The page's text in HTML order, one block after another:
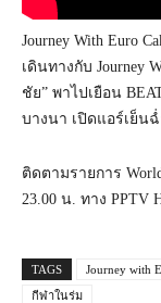
Journey With Euro
เดินทางกับ Journey
ชัย” พาไปเยือน
บางนา เปิดแอร์เย็น
ติดตามรายการ
23.00 น. ทาง PPTV
TAGS Journey with
กีฬาในร่ม